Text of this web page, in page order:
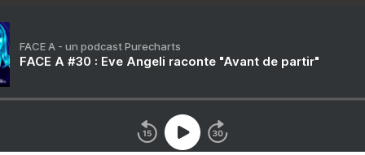
FACE A - un podcast Purecharts
FACE A #30 : Eve Angeli raconte "Avant de partir"